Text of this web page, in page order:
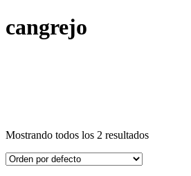
cangrejo
Mostrando todos los 2 resultados